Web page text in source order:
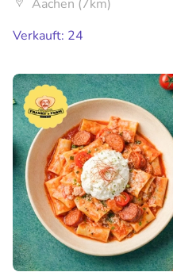
Aachen (7km)
Verkauft: 24